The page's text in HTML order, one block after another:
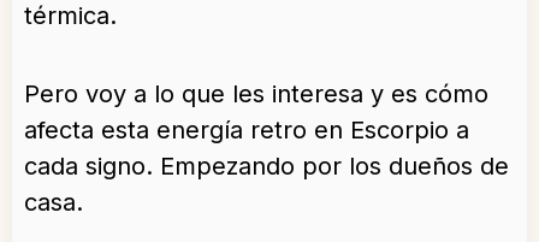
térmica.
Pero voy a lo que les interesa y es cómo
afecta esta energía retro en Escorpio a
cada signo. Empezando por los dueños de
casa.